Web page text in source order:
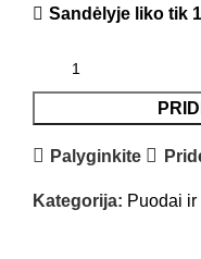
Sandėlyje liko tik 1
Palyginkite
Kategorija: Puodai